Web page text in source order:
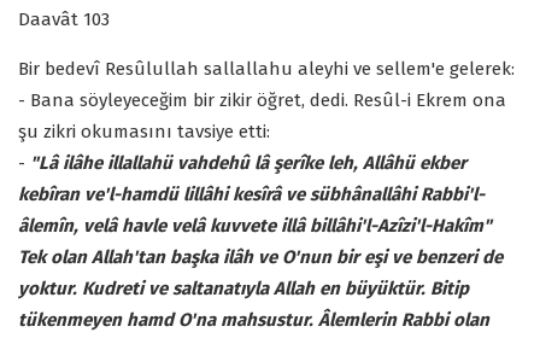
Daavât 103
Bir bedevî Resûlullah sallallahu aleyhi ve sellem'e gelerek:
- Bana söyleyeceğim bir zikir öğret, dedi. Resûl-i Ekrem ona
şu zikri okumasını tavsiye etti:
- "Lâ ilâhe illallahü vahdehû lâ şerîke leh, Allâhü ekber
kebîran ve'l-hamdü lillâhi kesîrâ ve sübhânallâhi Rabbi'l-
âlemîn, velâ havle velâ kuvvete illâ billâhi'l-Azîzi'l-Hakîm"
Tek olan Allah'tan başka ilâh ve O'nun bir eşi ve benzeri de
yoktur. Kudreti ve saltanatıyla Allah en büyüktür. Bitip
tükenmeyen hamd O'na mahsustur. Âlemlerin Rabbi olan